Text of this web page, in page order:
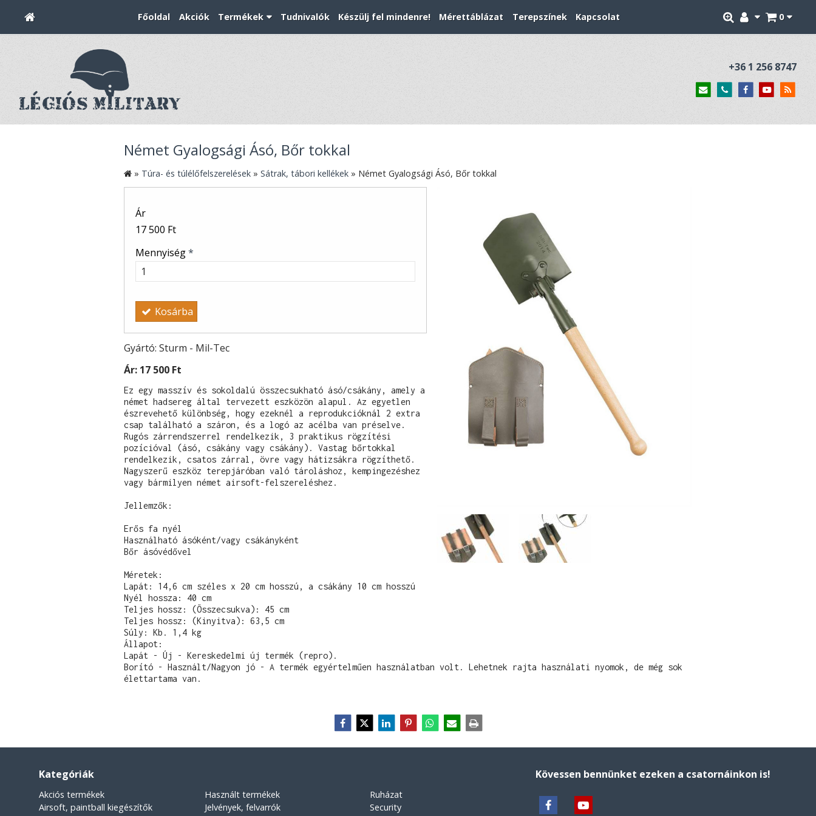
0
Főoldal Akciók Termékek Tudnivalók Készülj fel mindenre! Mérettáblázat Terepszínek Kapcsolat
+36 1 256 8747
Német Gyalogsági Ásó, Bőr tokkal
» Túra- és túlélőfelszerelések » Sátrak, tábori kellékek » Német Gyalogsági Ásó, Bőr tokkal
Ár
17 500 Ft
Mennyiség*
Kosárba
Gyártó: Sturm - Mil-Tec
Ár: 17 500 Ft
Ez egy masszív és sokoldalú összecsukható ásó/csákány, amely a
német hadsereg által tervezett eszközön alapul. Az egyetlen
észrevehető különbség, hogy ezeknél a reprodukcióknál 2 extra
csap található a száron, és a logó az acélba van préselve.
Rugós zárrendszerrel rendelkezik, 3 praktikus rögzítési
pozícióval (ásó, csákány vagy csákány). Vastag bőrtokkal
rendelkezik, csatos zárral, övre vagy hátizsákra rögzíthető.
Nagyszerű eszköz terepjáróban való tároláshoz, kempingezéshez
vagy bármilyen német airsoft-felszereléshez.
Jellemzők:
Erős fa nyél
Használható ásóként/vagy csákányként
Bőr ásóvédővel
Méretek:
Lapát: 14,6 cm széles x 20 cm hosszú, a csákány 10 cm hosszú
Nyél hossza: 40 cm
Teljes hossz: (Összecsukva): 45 cm
Teljes hossz: (Kinyitva): 63,5 cm
Súly: Kb. 1,4 kg
Állapot:
Lapát - Új - Kereskedelmi új termék (repro).
Borító - Használt/Nagyon jó - A termék egyértelműen használatban volt. Lehetnek rajta használati nyomok, de még sok
élettartama van.
Kategóriák
Akciós termékek
Airsoft, paintball kiegészítők
Használt termékek
Jelvények, felvarrók
Ruházat
Security
Kövessen bennünket ezeken a csatornáinkon is!